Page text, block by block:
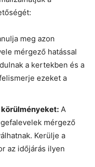
meg azon
mérgező hatással
a kertekben és a
ezeket a
A
mérgező
Kerülje a
az időjárás ilyen